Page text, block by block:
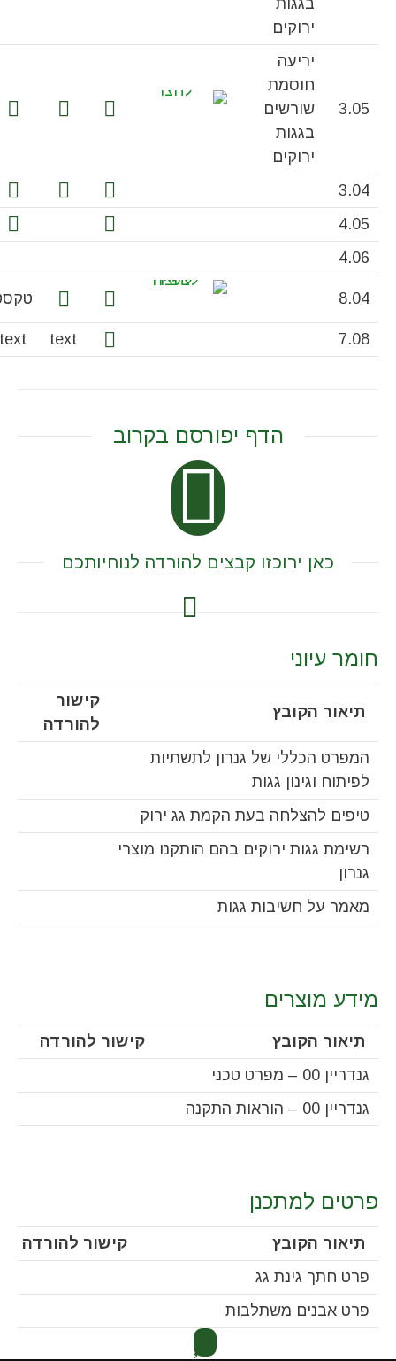
בגגות
ירוקים
3.05
יריעה
חוסמת
שורשים
בגגות
ירוקים
3.04
4.05
4.06
8.04
7.08
text
text
הדף יפורסם בקרוב
כאן ירוכזו קבצים להורדה לנוחיותכם
חומר עיוני
תיאור הקובץ
קישור
להורדה
המפרט הכללי של גנרון לתשתיות
לפיתוח וגינון גגות
טיפים להצלחה בעת הקמת גג ירוק
רשימת גגות ירוקים בהם הותקנו מוצרי
גנרון
מאמר על חשיבות גגות
מידע מוצרים
תיאור הקובץ
קישור להורדה
גנדריין 00 – מפרט טכני
גנדריין 00 – הוראות התקנה
פרטים למתכנן
תיאור הקובץ
קישור להורדה
פרט חתך גינת גג
פרט אבנים משתלבות